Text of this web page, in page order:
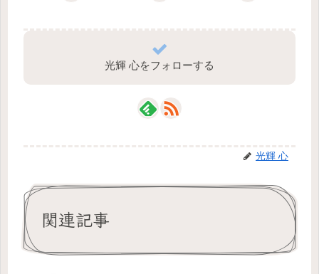
光輝 心をフォローする
光輝 心
関連記事